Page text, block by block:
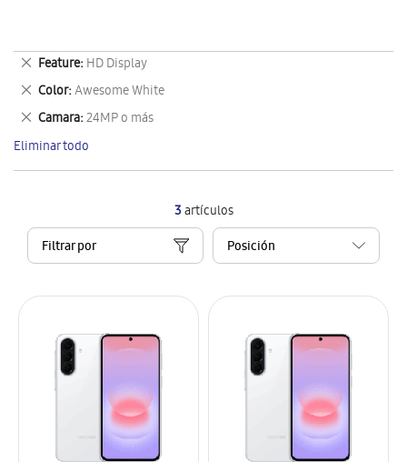
3artículos
Filtrar por
Feature HD Display
Eliminar
este
artículo
Color Awesome White
Eliminar
este
artículo
Camara 24MP o más
Eliminar
este
artículo
Eliminar todo